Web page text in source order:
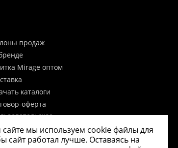
продаж
Mirage оптом
каталоги
оферта
на обработку
данных
мы используем cookie файлы для
сайт работал лучше. Оставаясь на